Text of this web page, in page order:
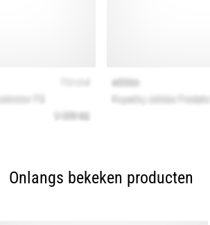
Onlangs bekeken producten